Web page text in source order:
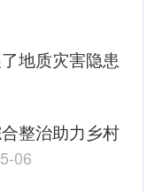
地质灾害隐患
整治助力乡村
06